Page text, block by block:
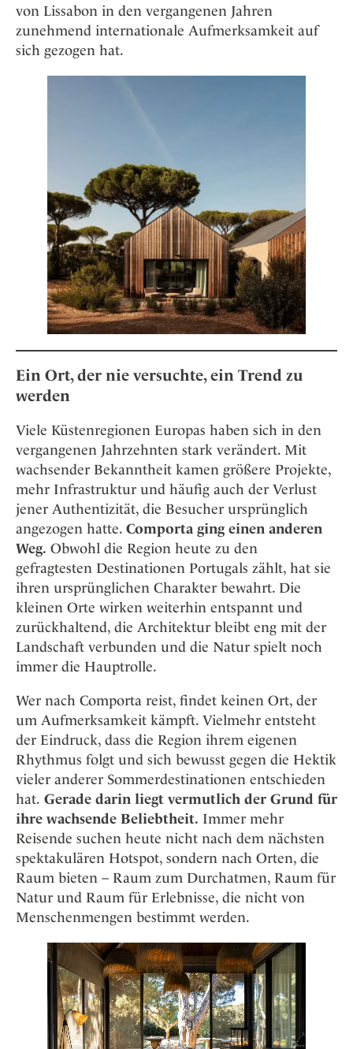
von Lissabon in den vergangenen Jahren
zunehmend internationale Aufmerksamkeit auf
sich gezogen hat.
Ein Ort, der nie versuchte, ein Trend zu
werden
Viele Küstenregionen Europas haben sich in den
vergangenen Jahrzehnten stark verändert. Mit
wachsender Bekanntheit kamen größere Projekte,
mehr Infrastruktur und häufig auch der Verlust
jener Authentizität, die Besucher ursprünglich
angezogen hatte. Comporta ging einen anderen
Weg. Obwohl die Region heute zu den
gefragtesten Destinationen Portugals zählt, hat sie
ihren ursprünglichen Charakter bewahrt. Die
kleinen Orte wirken weiterhin entspannt und
zurückhaltend, die Architektur bleibt eng mit der
Landschaft verbunden und die Natur spielt noch
immer die Hauptrolle.
Wer nach Comporta reist, findet keinen Ort, der
um Aufmerksamkeit kämpft. Vielmehr entsteht
der Eindruck, dass die Region ihrem eigenen
Rhythmus folgt und sich bewusst gegen die Hektik
vieler anderer Sommerdestinationen entschieden
hat. Gerade darin liegt vermutlich der Grund für
ihre wachsende Beliebtheit. Immer mehr
Reisende suchen heute nicht nach dem nächsten
spektakulären Hotspot, sondern nach Orten, die
Raum bieten – Raum zum Durchatmen, Raum für
Natur und Raum für Erlebnisse, die nicht von
Menschenmengen bestimmt werden.